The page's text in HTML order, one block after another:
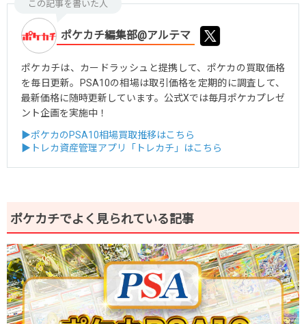
この記事を書いた人
ポケカチ編集部@アルテマ
ポケカチは、カードラッシュと提携して、ポケカの買取価格
を毎日更新。PSA10の相場は取引価格を定期的に調査して、
最新価格に随時更新しています。公式Xでは毎月ポケカプレゼ
ント企画を実施中！
▶ポケカのPSA10相場買取推移はこちら
▶トレカ資産管理アプリ「トレカチ」はこちら
ポケカチでよく見られている記事